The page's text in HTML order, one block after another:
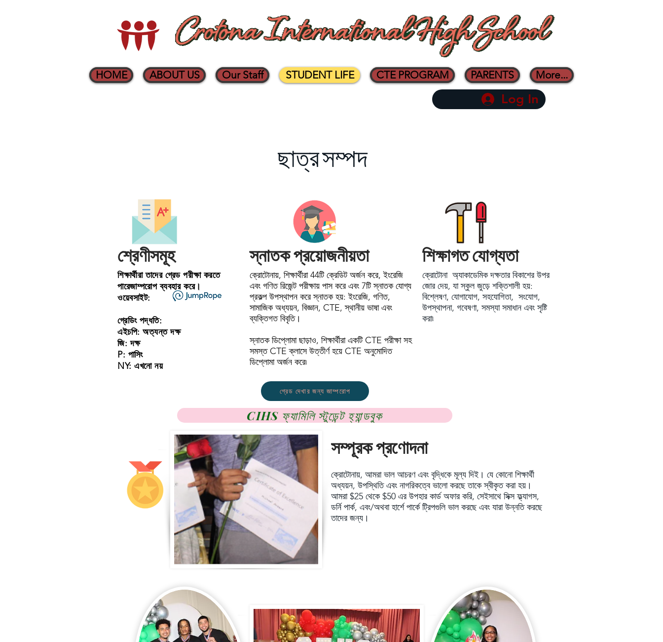
HOME ABOUT US Our Staff STUDENT LIFE CTE PROGRAM PARENTS More...
Log In
ছাত্র সম্পদ
শ্রেণীসমূহ
শিক্ষার্থীরা তাদের গ্রেড পরীক্ষা করতে
পারেজাম্পরোপ ব্যবহার করে।
ওয়েবসাইট:
গ্রেডিং পদ্ধতি:
এইচপি: অত্যন্ত দক্ষ
জি: দক্ষ
P: পাসিং
NY: এখনো নয়
স্নাতক প্রয়োজনীয়তা
ক্রোটোনায়, শিক্ষার্থীরা 44টি ক্রেডিট অর্জন করে, ইংরেজি
এবং গণিত রিজেন্ট পরীক্ষায় পাস করে এবং 7টি স্নাতক যোগ্য
প্রকল্প উপস্থাপন করে স্নাতক হয়: ইংরেজি, গণিত,
সামাজিক অধ্যয়ন, বিজ্ঞান, CTE, স্থানীয় ভাষা এবং
ব্যক্তিগত বিবৃতি।
স্নাতক ডিপ্লোমা ছাড়াও, শিক্ষার্থীরা একটি CTE পরীক্ষা সহ
সমস্ত CTE ক্লাসে উত্তীর্ণ হয়ে CTE অনুমোদিত
ডিপ্লোমা অর্জন করে৷
শিক্ষাগত যোগ্যতা
ক্রোটোনা অ্যাকাডেমিক দক্ষতার বিকাশের উপর
জোর দেয়, যা স্কুল জুড়ে শক্তিশালী হয়:
বিশ্লেষণ, যোগাযোগ, সহযোগিতা, সংযোগ,
উপস্থাপনা, গবেষণা, সমস্যা সমাধান এবং সৃষ্টি
করা৷
গ্রেড দেখার জন্য জাম্পরোপ
CIHS ফ্যামিলি স্টুডেন্ট হ্যান্ডবুক
সম্পূরক প্রণোদনা
ক্রোটোনায়, আমরা ভাল আচরণ এবং বৃদ্ধিকে মূল্য দিই। যে কোনো শিক্ষার্থী
অধ্যয়ন, উপস্থিতি এবং নাগরিকত্বে ভালো করছে তাকে স্বীকৃত করা হয়।
আমরা $25 থেকে $50 এর উপহার কার্ড অফার করি, সেইসাথে সিক্স ফ্ল্যাগস,
ডর্নি পার্ক, এবং/অথবা হার্শে পার্কে ট্রিপগুলি ভাল করছে এবং যারা উন্নতি করছে
তাদের জন্য।